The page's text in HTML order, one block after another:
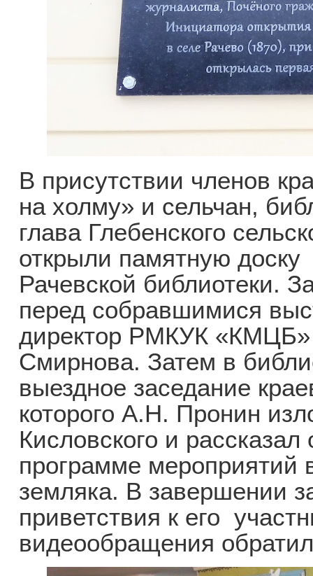
В присутствии членов
на холму» и сельчан,
глава Глебенского
открыли памятную
Рачевской библиотеки.
перед собравшимися
директор РМКУК «КМЦБ»
Смирнова. Затем в
выездное заседание
которого А.Н. Пронин
Кисловского и
программе мероприятий
земляка. В завершении
приветствия к его
видеообращения